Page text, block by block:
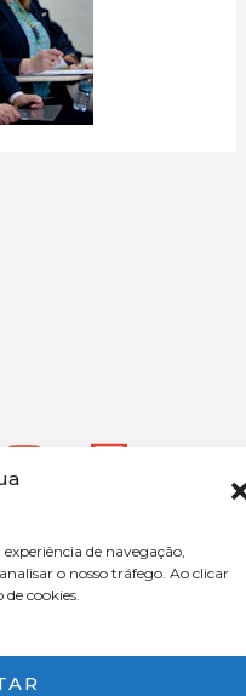
de navegação,
o nosso tráfego. Ao clicar
cookies.by NOVA IMS